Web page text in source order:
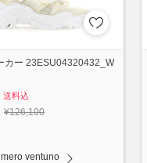
カー 23ESU04320432_W
送料込
¥126,100
ventuno